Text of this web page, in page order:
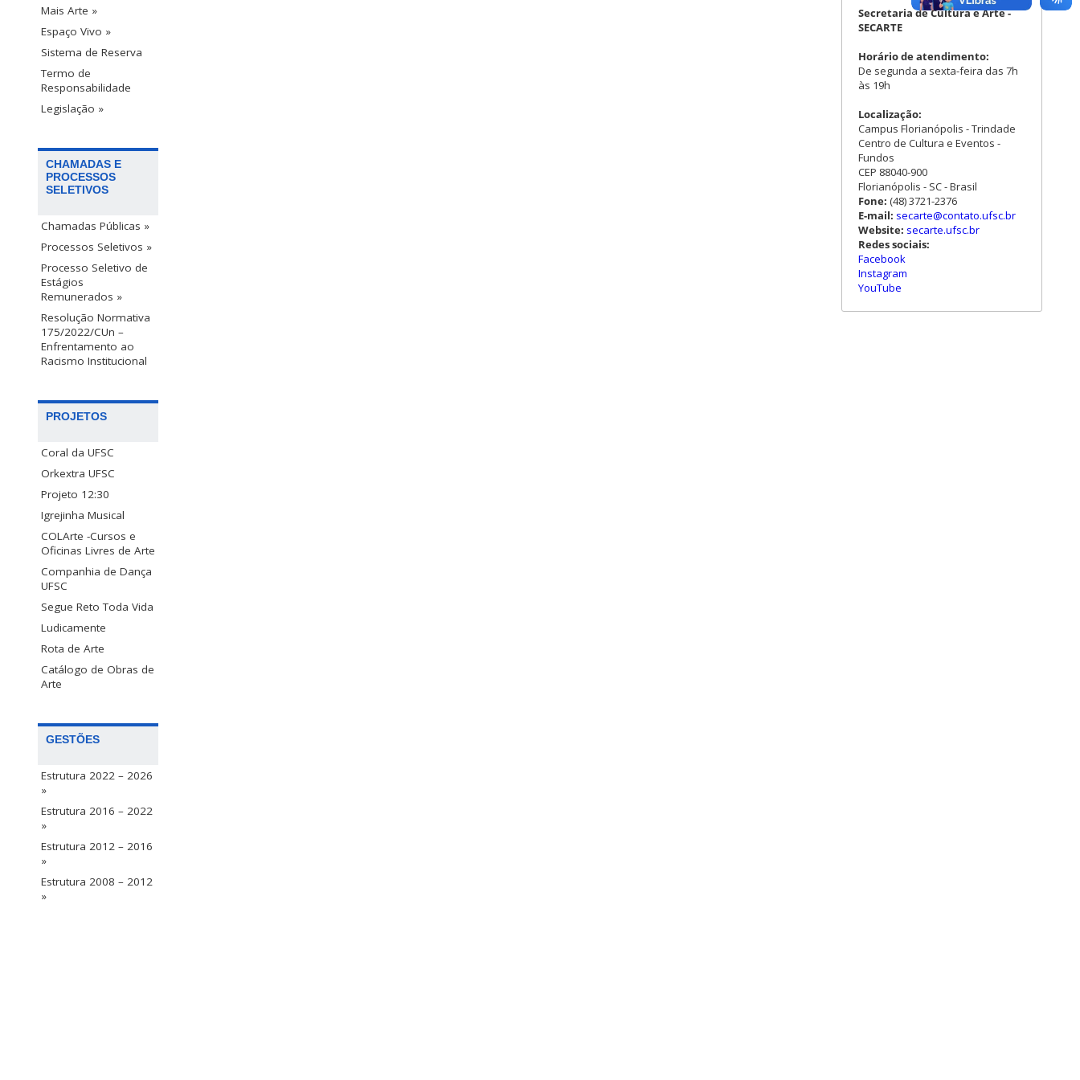
Mais Arte »
Espaço Vivo »
Sistema de Reserva
Termo de
Responsabilidade
Legislação »
CHAMADAS E
PROCESSOS
SELETIVOS
Chamadas Públicas »
Processos Seletivos »
Processo Seletivo de
Estágios
Remunerados »
Resolução Normativa
175/2022/CUn –
Enfrentamento ao
Racismo Institucional
PROJETOS
Coral da UFSC
Orkextra UFSC
Projeto 12:30
Igrejinha Musical
COLArte -Cursos e
Oficinas Livres de Arte
Companhia de Dança
UFSC
Segue Reto Toda Vida
Ludicamente
Rota de Arte
Catálogo de Obras de
Arte
GESTÕES
Estrutura 2022 – 2026
»
Estrutura 2016 – 2022
»
Estrutura 2012 – 2016
»
Estrutura 2008 – 2012
»
Secretaria de Cultura e Arte -
SECARTE
Horário de atendimento:
De segunda a sexta-feira das 7h
às 19h
Localização:
Campus Florianópolis - Trindade
Centro de Cultura e Eventos -
Fundos
CEP 88040-900
Florianópolis - SC - Brasil
Fone: (48) 3721-2376
E-mail: secarte@contato.ufsc.br
Website: secarte.ufsc.br
Redes sociais:
Facebook
Instagram
YouTube